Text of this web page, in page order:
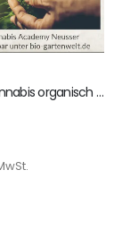
Webinar Cannabis organisch anbauen - Dünger-, Zusätze- und Substrat Grundkurs